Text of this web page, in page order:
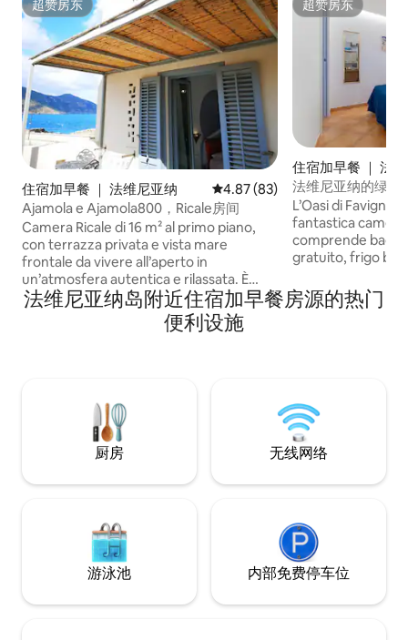
超赞房东
超赞房东
住宿加早餐 ｜ 法维尼亚纳 平均评分 4.87 分（满分 5 分）
4.87 (83)
Ajamola e Ajamola800，Ricale房间
Camera Ricale di 16 m² al primo piano,
con terrazza privata e vista mare
frontale da vivere all’aperto in
un’atmosfera autentica e rilassata. È
dotata di bagno privato con doccia. La
struttura si trova all’inizio di un’area
parcheggio pubblico, comoda per chi
scooter, ebike e bici.
超赞房东
超赞房东
住宿加早餐 ｜ 法
法维尼亚纳的绿洲
房间……
L’Oasi di
fantastica camera
comprende
gratuito, frigo
privata della
quadrupla con
法维尼亚纳岛附近住宿加早餐房源的热门
便利设施
厨房 无线网络
游泳池 内部免费停车位